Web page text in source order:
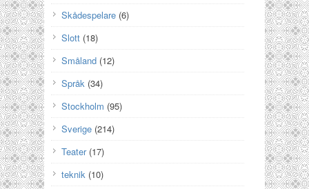
Skådespelare (6)
Slott (18)
Småland (12)
Språk (34)
Stockholm (95)
Sverige (214)
Teater(17)
teknik (10)